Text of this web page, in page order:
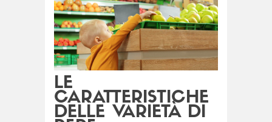
LE
CARATTERISTICHE
DELLE VARIETÀ DI